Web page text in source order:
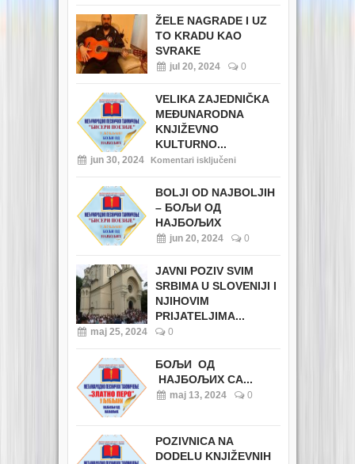
ŽELE NAGRADE I UZ
TO KRADU KAO
SVRAKE
jul 20, 2024 0
VELIKA ZAJEDNIČKA
MEĐUNARODNA
KNJIŽEVNO
KULTURNO...
jun 30, 2024 Komentari isključeni
BOLJI OD NAJBOLJIH
– БОЉИ ОД
НАЈБОЉИХ
jun 20, 2024 0
JAVNI POZIV SVIM
SRBIMA U SLOVENIJI I
NJIHOVIM
PRIJATELJIMA...
maj 25, 2024 0
БОЉИ ОД
НАЈБОЉИХ СА...
maj 13, 2024 0
POZIVNICA NA
DODELU KNJIŽEVNIH